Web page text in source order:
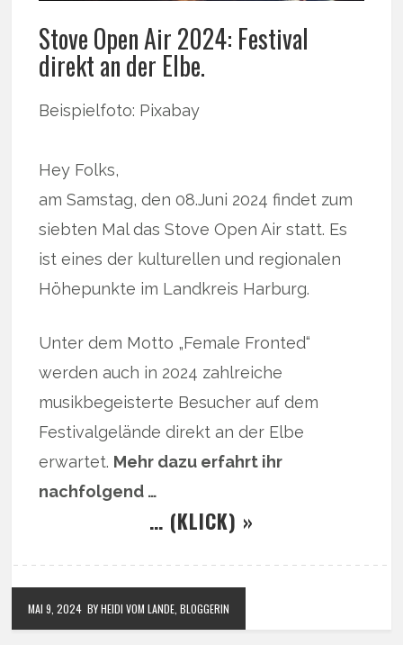
Stove Open Air 2024: Festival
direkt an der Elbe.
Beispielfoto: Pixabay
Hey Folks,
am Samstag, den 08.Juni 2024 findet zum
siebten Mal das Stove Open Air statt. Es
ist eines der kulturellen und regionalen
Höhepunkte im Landkreis Harburg.
Unter dem Motto „Female Fronted“
werden auch in 2024 zahlreiche
musikbegeisterte Besucher auf dem
Festivalgelände direkt an der Elbe
erwartet. Mehr dazu erfahrt ihr
nachfolgend …
… (KLICK) »
MAI 9, 2024 BY HEIDI VOM LANDE, BLOGGERIN